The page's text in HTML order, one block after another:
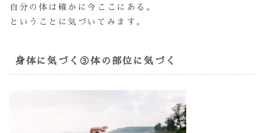
自分の体は確かに今ここにある。
ということに気づいてみます。
身体に気づく③体の部位に気づく